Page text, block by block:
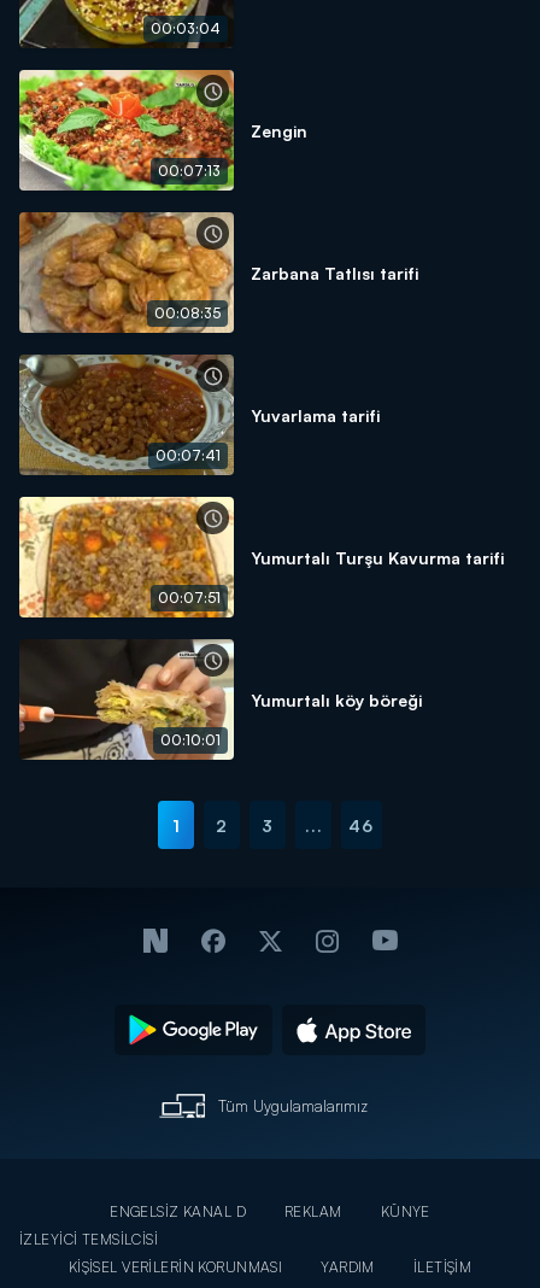
00:03:04
00:07:13
Zengin
00:08:35
Zarbana Tatlısı tarifi
00:07:41
Yuvarlama tarifi
00:07:51
Yumurtalı Turşu Kavurma tarifi
00:10:01
Yumurtalı köy böreği
1 2 3 ... 46
Tüm Uygulamalarımız
ENGELSİZ KANAL D REKLAM
KÜNYE
İZLEYİCİ TEMSİLCİSİ
KİŞİSEL VERİLERİN KORUNMASI
YARDIM İLETİŞİM